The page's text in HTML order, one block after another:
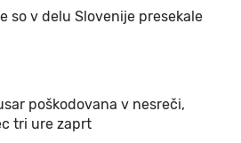
so v delu Slovenije presekale
poškodovana v nesreči,
tri ure zaprt